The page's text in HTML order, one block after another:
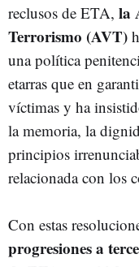
reclusos de ETA, la
Terrorismo (AVT)
una política
etarras que en
víctimas y ha
la memoria, la
principios
relacionada con los
Con estas
progresiones a